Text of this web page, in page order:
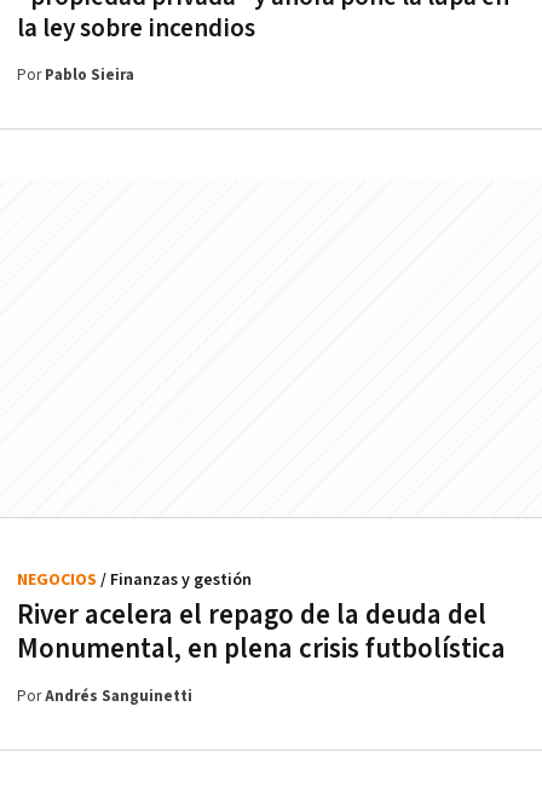
la ley sobre incendios
PorPablo Sieira
River acelera el repago de la deuda del
Monumental, en plena crisis futbolística
NEGOCIOS / Finanzas y gestión
PorAndrés Sanguinetti